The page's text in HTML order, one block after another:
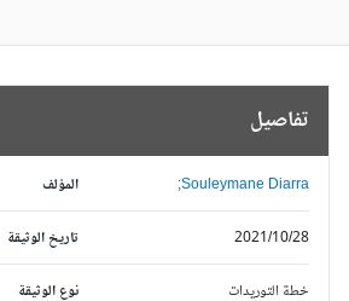
تفاصيل
المؤلف Souleymane Diarra;
تاريخ الوثيقة 2021/10/28
نوع الوثيقة خطة التوريدات